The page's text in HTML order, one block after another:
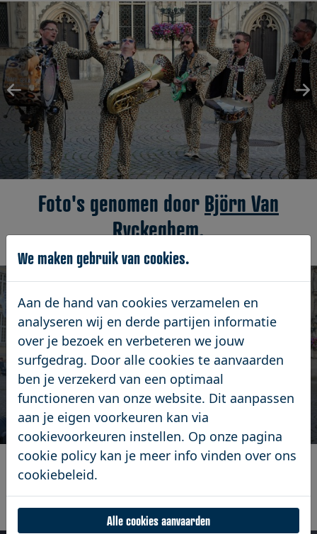
Foto's genomen door Björn Van
Ryckeghem.
Foto's genomen door Jens
Compernolle vanSightways.
We maken gebruik van cookies.
Aan de hand van cookies verzamelen en
analyseren wij en derde partijen informatie
over je bezoek en verbeteren we jouw
surfgedrag. Door alle cookies te aanvaarden
ben je verzekerd van een optimaal
functioneren van onze website. Dit aanpassen
aan je eigen voorkeuren kan via
cookievoorkeuren instellen. Op onze pagina
cookie policy kan je meer info vinden over ons
cookiebeleid.
Alle cookies aanvaarden